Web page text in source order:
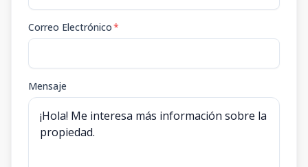
Correo Electrónico*
Mensaje